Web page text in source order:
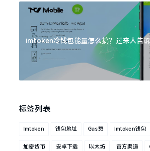
imtoken冷钱包能量怎么搞？过来人告
标签列表
Imtoken 钱包地址 Gas费 Imtoken钱包
加密货币 安卓下载 以太坊 官方渠道